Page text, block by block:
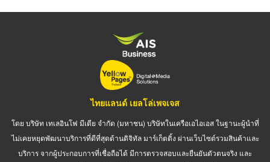
ไทยแลนด์ เยลโล่เพจเจส
โดย บริษัท เทเลอินโฟ มีเดีย จำกัด (มหาชน) บริษัทในเครือเอไอเอส ในฐานะผู้นำที่
ไม่เคยหยุดพัฒนาบริการที่ดีที่สุดด้านดิจิทัล มาร์เก็ตติ้ง ผ่านเว็บไซต์รวมสินค้าและ
บริการ จากผู้ประกอบการที่เชื่อถือได้ มีการตรวจสอบและยืนยันตัวตนจริง และ